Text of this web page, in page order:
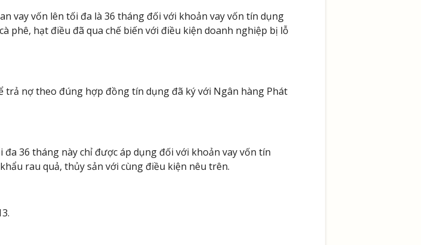
vay vốn lên tối đa là 36 tháng đối với khoản vay vốn tín dụng
phê, hạt điều đã qua chế biến với điều kiện doanh nghiệp bị lỗ
trả nợ theo đúng hợp đồng tín dụng đã ký với Ngân hàng Phát
36 tháng này chỉ được áp dụng đối với khoản vay vốn tín
rau quả, thủy sản với cùng điều kiện nêu trên.